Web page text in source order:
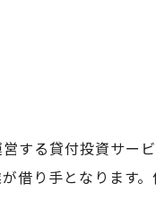
する貸付投資サー
借り手となります